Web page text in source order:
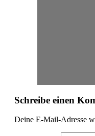
Schreibe einen
Deine E-Mail-Adresse